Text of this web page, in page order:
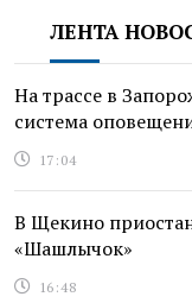
ЛЕНТА
На трассе в
система
17:04
В Щекино
«Шашлычок»
16:48